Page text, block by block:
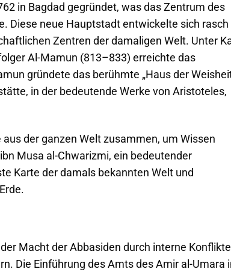
in Bagdad gegründet, was das Zentrum des
Diese neue Hauptstadt entwickelte sich rasch
Zentren der damaligen Welt. Unter
Al-Mamun (813–833) erreichte das
gründete das berühmte „Haus der
in der bedeutende Werke von Aristoteles,
der ganzen Welt zusammen, um Wissen
Musa al-Chwarizmi, ein bedeutender
Karte der damals bekannten Welt und
Macht der Abbasiden durch interne Konflikte
Die Einführung des Amts des Amir al-Umara